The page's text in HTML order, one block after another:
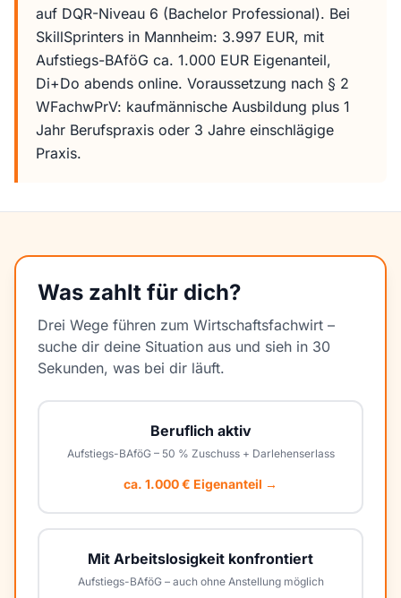
auf DQR-Niveau 6 (Bachelor Professional). Bei
SkillSprinters in Mannheim: 3.997 EUR, mit
Aufstiegs-BAföG ca. 1.000 EUR Eigenanteil,
Di+Do abends online. Voraussetzung nach § 2
WFachwPrV: kaufmännische Ausbildung plus 1
Jahr Berufspraxis oder 3 Jahre einschlägige
Praxis.
Was zahlt für dich?
Drei Wege führen zum Wirtschaftsfachwirt –
suche dir deine Situation aus und sieh in 30
Sekunden, was bei dir läuft.
Beruflich aktiv
Aufstiegs-BAföG – 50 % Zuschuss + Darlehenserlass
ca. 1.000 € Eigenanteil →
Mit Arbeitslosigkeit konfrontiert
Aufstiegs-BAföG – auch ohne Anstellung möglich